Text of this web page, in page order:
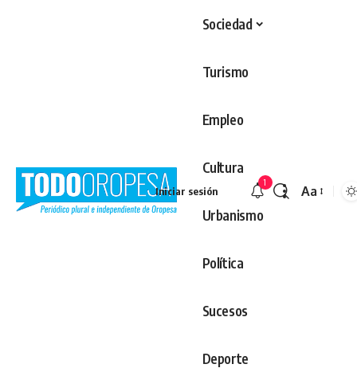
Sociedad
Turismo
Empleo
Cultura
Urbanismo
Política
Sucesos
Deporte
Iniciar sesión
1
Aa